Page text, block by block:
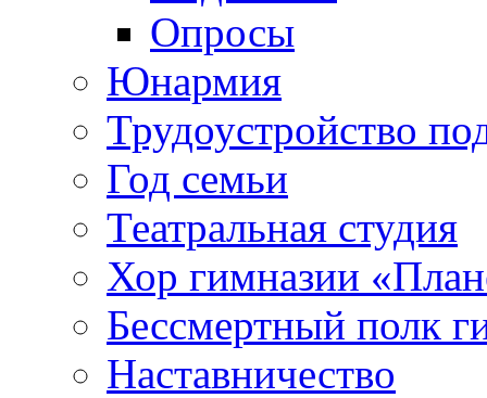
Опросы
Юнармия
Трудоустройство
Год семьи
Театральная студия
Хор гимназии
Бессмертный полк
Наставничество